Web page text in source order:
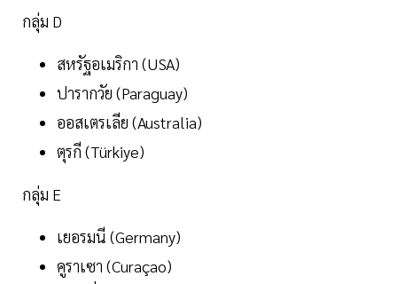
กลุ่ม D
สหรัฐอเมริกา (USA)
ปารากวัย (Paraguay)
ออสเตรเลีย (Australia)
ตุรกี (Türkiye)
กลุ่ม E
เยอรมนี (Germany)
คูราเซา (Curaçao)